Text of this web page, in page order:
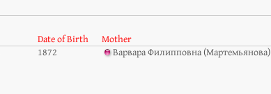
Date of Birth Mother
1872 Варвара Филипповна (Мартемьянова)